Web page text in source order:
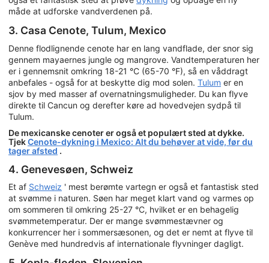
måde at udforske vandverdenen på.
3. Casa Cenote, Tulum, Mexico
Denne flodlignende cenote har en lang vandflade, der snor sig
gennem mayaernes jungle og mangrove. Vandtemperaturen her
er i gennemsnit omkring 18-21 °C (65-70 °F), så en våddragt
anbefales - også for at beskytte dig mod solen. Tulum er en
sjov by med masser af overnatningsmuligheder. Du kan flyve
direkte til Cancun og derefter køre ad hovedvejen sydpå til
Tulum.
De mexicanske cenoter er også et populært sted at dykke.
TjekCenote-dykning i Mexico: Alt du behøver at vide, før du
tager afsted .
4. Genevesøen, Schweiz
Et af Schweiz ' mest berømte vartegn er også et fantastisk sted
at svømme i naturen. Søen har meget klart vand og varmes op
om sommeren til omkring 25-27 °C, hvilket er en behagelig
svømmetemperatur. Der er mange svømmestævner og
konkurrencer her i sommersæsonen, og det er nemt at flyve til
Genève med hundredvis af internationale flyvninger dagligt.